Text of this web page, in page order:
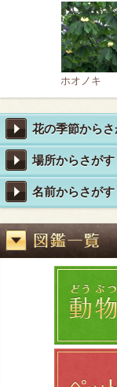
ホオノキ
花の季節から
場所からさがす
名前からさがす